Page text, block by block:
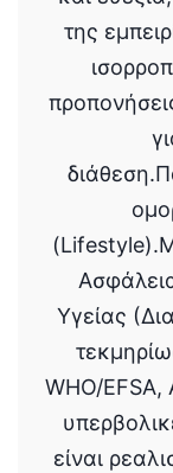
της
Υγείας
WHO/EFSA,
είναι